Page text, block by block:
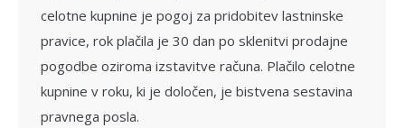
celotne kupnine je pogoj za prido­bitev lastninske
pravice, rok plačila je 30 dan po sklenitvi prodajne
pogodbe oziroma izstavitve računa. Plačilo celotne
kupnine v roku, ki je določen, je bistvena sestavina
pravnega posla.